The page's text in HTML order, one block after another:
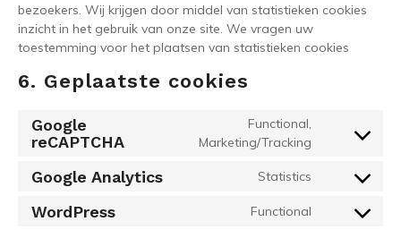
bezoekers. Wij krijgen door middel van statistieken cookies
inzicht in het gebruik van onze site. We vragen uw
toestemming voor het plaatsen van statistieken cookies
6. Geplaatste cookies
Google
reCAPTCHA
Functional,
Marketing/Tracking
Consent
Service
Recaptcha
Google Analytics Statistics
Consent
Service
WordPress Functional
Consent